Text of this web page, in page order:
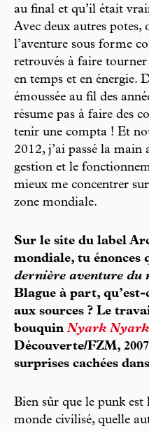
au final et qu’il était
Avec deux autres potes,
l’aventure sous forme
retrouvés à faire
en temps et en énergie.
émoussée au fil des
résume pas à faire des
tenir une compta ! Et
2012, j’ai passé la main
gestion et le
mieux me concentrer
zone mondiale.
Sur le site du label
mondiale, tu énonces
dernière aventure du
Blague à part,
aux sources ? Le
bouquin Nyark Nyark
Découverte/FZM,
surprises cachées
Bien sûr que le punk
monde civilisé, quelle